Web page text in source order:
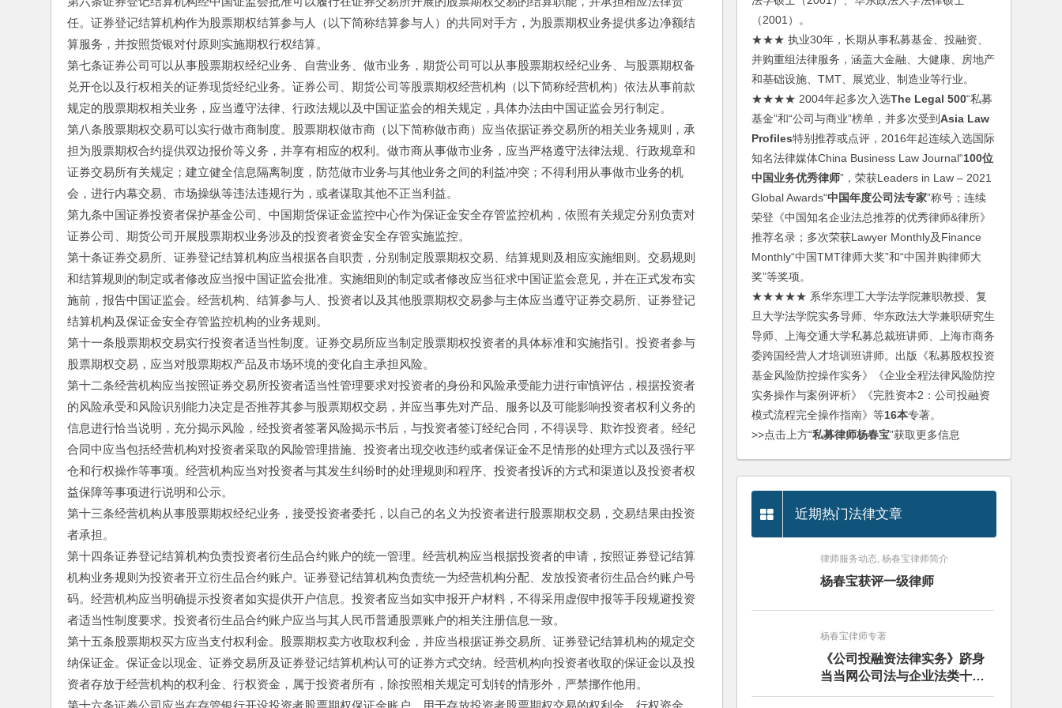
任。证券登记结算机构作为股票期权结算参与人（以下简称结算参与人）的共同对手方，为股票期权业务提供多边净额结
算服务，并按照货银对付原则实施期权行权结算。
第七条证券公司可以从事股票期权经纪业务、自营业务、做市业务，期货公司可以从事股票期权经纪业务、与股票期权备
兑开仓以及行权相关的证券现货经纪业务。证券公司、期货公司等股票期权经营机构（以下简称经营机构）依法从事前款
规定的股票期权相关业务，应当遵守法律、行政法规以及中国证监会的相关规定，具体办法由中国证监会另行制定。
第八条股票期权交易可以实行做市商制度。股票期权做市商（以下简称做市商）应当依据证券交易所的相关业务规则，承
担为股票期权合约提供双边报价等义务，并享有相应的权利。做市商从事做市业务，应当严格遵守法律法规、行政规章和
证券交易所有关规定；建立健全信息隔离制度，防范做市业务与其他业务之间的利益冲突；不得利用从事做市业务的机
会，进行内幕交易、市场操纵等违法违规行为，或者谋取其他不正当利益。
第九条中国证券投资者保护基金公司、中国期货保证金监控中心作为保证金安全存管监控机构，依照有关规定分别负责对
证券公司、期货公司开展股票期权业务涉及的投资者资金安全存管实施监控。
第十条证券交易所、证券登记结算机构应当根据各自职责，分别制定股票期权交易、结算规则及相应实施细则。交易规则
和结算规则的制定或者修改应当报中国证监会批准。实施细则的制定或者修改应当征求中国证监会意见，并在正式发布实
施前，报告中国证监会。经营机构、结算参与人、投资者以及其他股票期权交易参与主体应当遵守证券交易所、证券登记
结算机构及保证金安全存管监控机构的业务规则。
第十一条股票期权交易实行投资者适当性制度。证券交易所应当制定股票期权投资者的具体标准和实施指引。投资者参与
股票期权交易，应当对股票期权产品及市场环境的变化自主承担风险。
第十二条经营机构应当按照证券交易所投资者适当性管理要求对投资者的身份和风险承受能力进行审慎评估，根据投资者
的风险承受和风险识别能力决定是否推荐其参与股票期权交易，并应当事先对产品、服务以及可能影响投资者权利义务的
信息进行恰当说明，充分揭示风险，经投资者签署风险揭示书后，与投资者签订经纪合同，不得误导、欺诈投资者。经纪
合同中应当包括经营机构对投资者采取的风险管理措施、投资者出现交收违约或者保证金不足情形的处理方式以及强行平
仓和行权操作等事项。经营机构应当对投资者与其发生纠纷时的处理规则和程序、投资者投诉的方式和渠道以及投资者权
益保障等事项进行说明和公示。
第十三条经营机构从事股票期权经纪业务，接受投资者委托，以自己的名义为投资者进行股票期权交易，交易结果由投资
者承担。
第十四条证券登记结算机构负责投资者衍生品合约账户的统一管理。经营机构应当根据投资者的申请，按照证券登记结算
机构业务规则为投资者开立衍生品合约账户。证券登记结算机构负责统一为经营机构分配、发放投资者衍生品合约账户号
码。经营机构应当明确提示投资者如实提供开户信息。投资者应当如实申报开户材料，不得采用虚假申报等手段规避投资
者适当性制度要求。投资者衍生品合约账户应当与其人民币普通股票账户的相关注册信息一致。
第十五条股票期权买方应当支付权利金。股票期权卖方收取权利金，并应当根据证券交易所、证券登记结算机构的规定交
纳保证金。保证金以现金、证券交易所及证券登记结算机构认可的证券方式交纳。经营机构向投资者收取的保证金以及投
资者存放于经营机构的权利金、行权资金，属于投资者所有，除按照相关规定可划转的情形外，严禁挪作他用。
第十六条证券公司应当在存管银行开设投资者股票期权保证金账户，用于存放投资者股票期权交易的权利金、行权资金、
（2001）。
★★★ 执业30年，长期从事私募基金、投融资、
并购重组法律服务，涵盖大金融、大健康、房地产
和基础设施、TMT、展览业、制造业等行业。
★★★★ 2004年起多次入选The Legal 500“私募
基金”和“公司与商业”榜单，并多次受到Asia Law
Profiles特别推荐或点评，2016年起连续入选国际
知名法律媒体China Business Law Journal“100位
中国业务优秀律师”，荣获Leaders in Law – 2021
Global Awards“中国年度公司法专家”称号；连续
荣登《中国知名企业法总推荐的优秀律师&律所》
推荐名录；多次荣获Lawyer Monthly及Finance
Monthly“中国TMT律师大奖”和“中国并购律师大
奖”等奖项。
★★★★★ 系华东理工大学法学院兼职教授、复
旦大学法学院实务导师、华东政法大学兼职研究生
导师、上海交通大学私募总裁班讲师、上海市商务
委跨国经营人才培训班讲师。出版《私募股权投资
基金风险防控操作实务》《企业全程法律风险防控
实务操作与案例评析》《完胜资本2：公司投融资
模式流程完全操作指南》等16本专著。
>>点击上方“私募律师杨春宝”获取更多信息
近期热门法律文章
律师服务动态, 杨春宝律师简介
杨春宝获评一级律师
杨春宝律师专著
《公司投融资法律实务》跻身
当当网公司法与企业法类十大
畅销图书榜